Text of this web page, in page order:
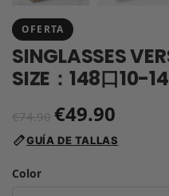
OFERTA
SINGLASSES
SIZE：148口10-
€74.90 €49.90
GUÍA DE TALLAS
Color